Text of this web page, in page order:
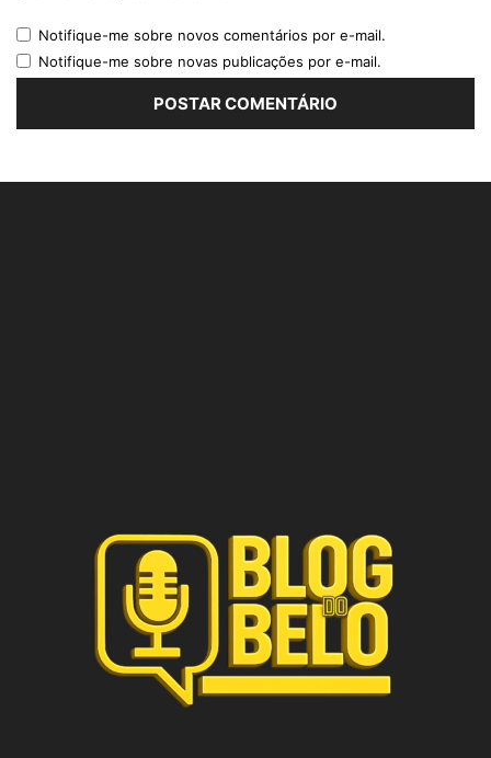
Notifique-me sobre novos comentários por e-mail.
Notifique-me sobre novas publicações por e-mail.